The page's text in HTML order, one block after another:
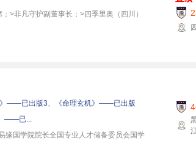
>非凡守护副董事长；>四季里奥（四川）
——已出版3、《命理玄机》——已出版
——已...
缘国学院院长全国专业人才储备委员会国学